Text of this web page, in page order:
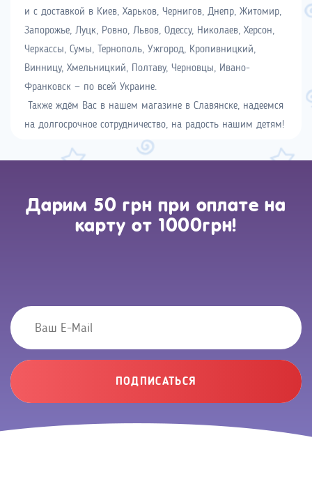
и с доставкой в Киев, Харьков, Чернигов, Днепр, Житомир,
Запорожье, Луцк, Ровно, Львов, Одессу, Николаев, Херсон,
Черкассы, Сумы, Тернополь, Ужгород, Кропивницкий,
Винницу, Хмельницкий, Полтаву, Черновцы, Ивано-
Франковск — по всей Украине.
Также ждём Вас в нашем магазине в Славянске, надеемся
на долгосрочное сотрудничество, на радость нашим детям!
Дарим 50 грн при оплате на
карту от 1000грн!
ПОДПИСАТЬСЯ